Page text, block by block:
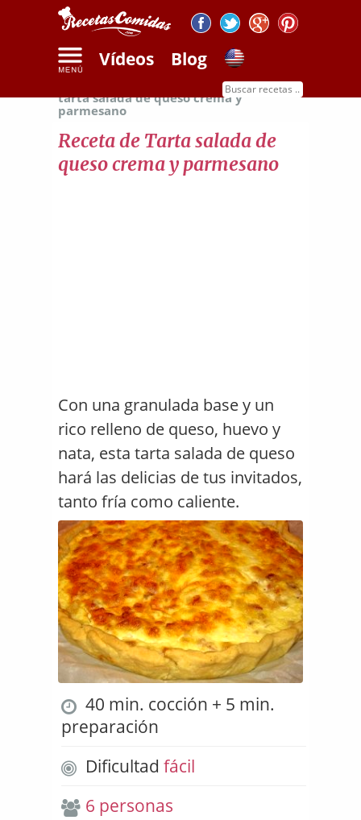
Vídeos Blog
Receta de
tarta salada de queso crema y
parmesano
Receta de Tarta salada de
queso crema y parmesano
Con una granulada base y un
rico relleno de queso, huevo y
nata, esta tarta salada de queso
hará las delicias de tus invitados,
tanto fría como caliente.
40 min. cocción + 5 min.
preparación
Dificultad fácil
6 personas